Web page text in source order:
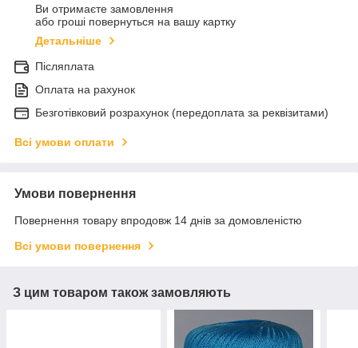
Ви отримаєте замовлення
або гроші повернуться на вашу картку
Детальніше
Післяплата
Оплата на рахунок
Безготівковий розрахунок (передоплата за реквізитами)
Всі умови оплати
Умови повернення
Повернення товару впродовж 14 днів за домовленістю
Всі умови повернення
З цим товаром також замовляють